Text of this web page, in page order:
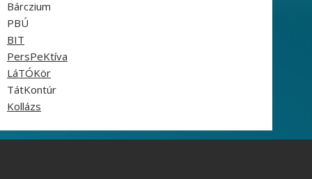
Bárczium
PBÚ
BIT
PersPeKtíva
LáTÓKör
TátKontúr
Kollázs